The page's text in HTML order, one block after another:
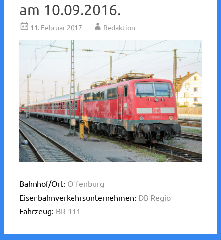
am 10.09.2016.
11. Februar 2017 Redaktion
Bahnhof/Ort: Offenburg
Eisenbahnverkehrsunternehmen: DB Regio
Fahrzeug: BR 111